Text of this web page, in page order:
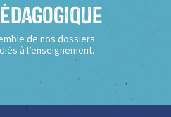
de nos dossiers
à l’enseignement.